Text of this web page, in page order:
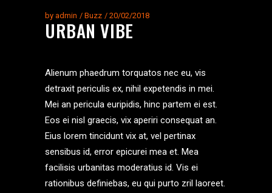
by admin Buzz 20/02/2018
URBAN VIBE
Alienum phaedrum torquatos nec eu, vis
detraxit periculis ex, nihil expetendis in mei.
Mei an pericula euripidis, hinc partem ei est.
Eos ei nisl graecis, vix aperiri consequat an.
Eius lorem tincidunt vix at, vel pertinax
sensibus id, error epicurei mea et. Mea
facilisis urbanitas moderatius id. Vis ei
rationibus definiebas, eu qui purto zril laoreet.